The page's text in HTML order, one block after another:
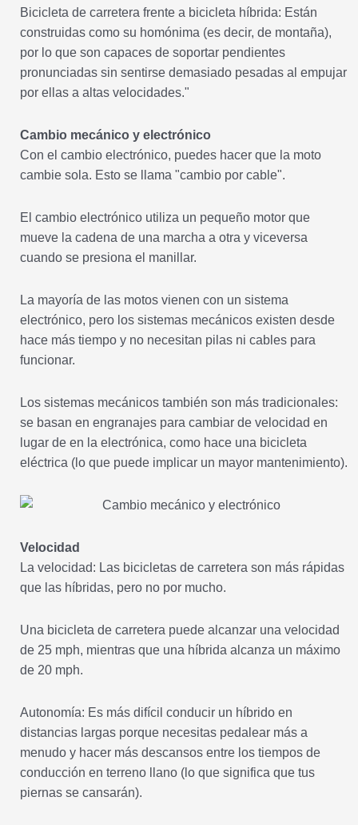
Bicicleta de carretera frente a bicicleta híbrida: Están
construidas como su homónima (es decir, de montaña),
por lo que son capaces de soportar pendientes
pronunciadas sin sentirse demasiado pesadas al empujar
por ellas a altas velocidades."
Cambio mecánico y electrónico
Con el cambio electrónico, puedes hacer que la moto
cambie sola. Esto se llama "cambio por cable".
El cambio electrónico utiliza un pequeño motor que
mueve la cadena de una marcha a otra y viceversa
cuando se presiona el manillar.
La mayoría de las motos vienen con un sistema
electrónico, pero los sistemas mecánicos existen desde
hace más tiempo y no necesitan pilas ni cables para
funcionar.
Los sistemas mecánicos también son más tradicionales:
se basan en engranajes para cambiar de velocidad en
lugar de en la electrónica, como hace una bicicleta
eléctrica (lo que puede implicar un mayor mantenimiento).
Velocidad
La velocidad: Las bicicletas de carretera son más rápidas
que las híbridas, pero no por mucho.
Una bicicleta de carretera puede alcanzar una velocidad
de 25 mph, mientras que una híbrida alcanza un máximo
de 20 mph.
Autonomía: Es más difícil conducir un híbrido en
distancias largas porque necesitas pedalear más a
menudo y hacer más descansos entre los tiempos de
conducción en terreno llano (lo que significa que tus
piernas se cansarán).